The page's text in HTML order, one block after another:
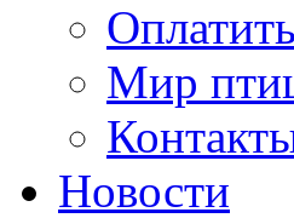
Мир
Новости